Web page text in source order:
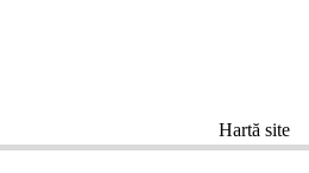
Hartă site